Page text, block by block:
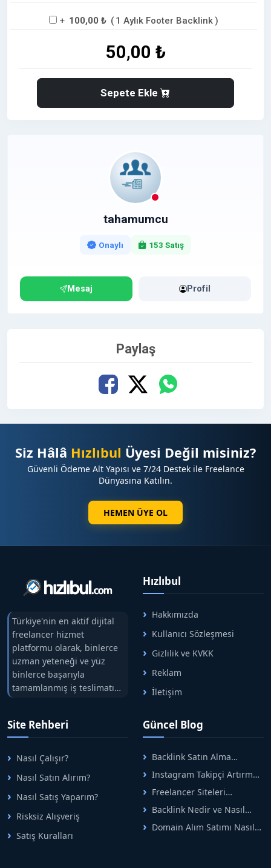
+ 100,00 ₺ ( 1 Aylık Footer Backlink)
50,00 ₺
Sepete Ekle
tahamumcu
Onaylı 153 Satış
Mesaj Profil
Paylaş
Siz Hâlâ Hızlıbul Üyesi Değil misiniz?
Güvenli Ödeme Alt Yapısı ve 7/24 Destek ile Freelance
Dünyasına Katılın.
HEMEN ÜYE OL
Türkiye'nin en aktif dijital
freelancer hizmet
platformu olarak, binlerce
uzman yeteneği ve yüz
binlerce başarıyla
tamamlanmış iş teslimatını
tek çatıda buluşturuyoruz.
arasındaki süreci risksiz
alışveriş sistemi ile koruyan
ticaretin güvenli
adreslerinden birisidir.
Hızlıbul
Hakkımızda
Kullanıcı Sözleşmesi
Gizlilik ve KVKK
Reklam
İletişim
Site Rehberi
Nasıl Çalışır?
Nasıl Satın Alırım?
Nasıl Satış Yaparım?
Risksiz Alışveriş
Satış Kuralları
Güncel Blog
Backlink Satın Alma
Rehberi: Güvenli SEO İçin
Doğru Adımlar
Instagram Takipçi Artırma
Yöntemleri: Organik Büyüme
Rehberi
Freelancer Siteleri
Arasında Doğru Seçim Nasıl
Yapılır
Backlink Nedir ve Nasıl
Alınır? Etkili Yöntemler
Domain Alım Satımı Nasıl